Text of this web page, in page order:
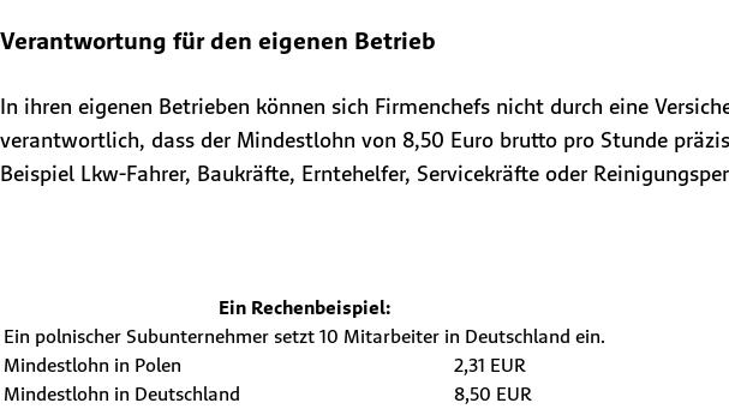
Verantwortung für den eigenen Betrieb
In ihren eigenen Betrieben können sich Firmenchefs nicht durch eine
verantwortlich, dass der Mindestlohn von 8,50 Euro brutto pro Stunde
Beispiel Lkw-Fahrer, Baukräfte, Erntehelfer, Servicekräfte oder
Ein Rechenbeispiel:
Ein polnischer Subunternehmer setzt 10 Mitarbeiter in Deutschland ein.
Mindestlohn in Polen
2,31 EUR
Mindestlohn in Deutschland
8,50 EUR